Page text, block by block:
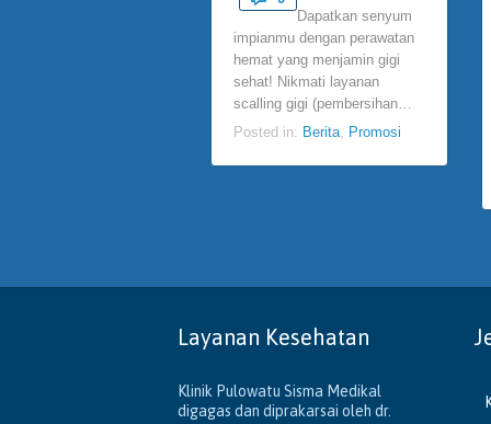
Dapatkan senyum
impianmu dengan perawatan
hemat yang menjamin gigi
sehat! Nikmati layanan
scalling gigi (pembersihan…
Posted in: Berita, Promosi
Layanan Kesehatan
Klinik Pulowatu Sisma Medikal
digagas dan diprakarsai oleh dr.